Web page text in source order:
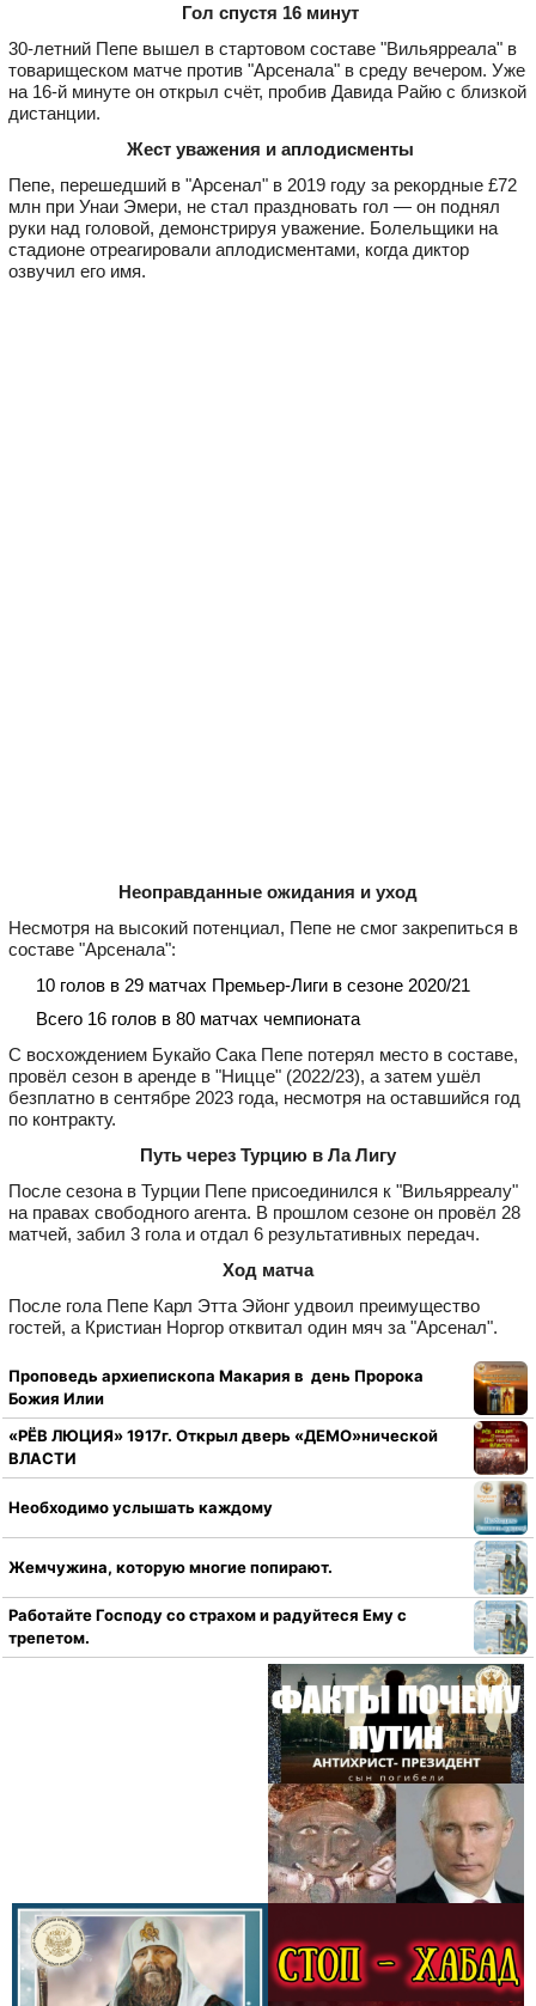
Гол спустя 16 минут
30-летний Пепе вышел в стартовом составе "Вильярреала" в
товарищеском матче против "Арсенала" в среду вечером. Уже
на 16-й минуте он открыл счёт, пробив Давида Райю с близкой
дистанции.
Жест уважения и аплодисменты
Пепе, перешедший в "Арсенал" в 2019 году за рекордные £72
млн при Унаи Эмери, не стал праздновать гол — он поднял
руки над головой, демонстрируя уважение. Болельщики на
стадионе отреагировали аплодисментами, когда диктор
озвучил его имя.
Неоправданные ожидания и уход
Несмотря на высокий потенциал, Пепе не смог закрепиться в
составе "Арсенала":
10 голов в 29 матчах Премьер-Лиги в сезоне 2020/21
Всего 16 голов в 80 матчах чемпионата
С восхождением Букайо Сака Пепе потерял место в составе,
провёл сезон в аренде в "Ницце" (2022/23), а затем ушёл
безплатно в сентябре 2023 года, несмотря на оставшийся год
по контракту.
Путь через Турцию в Ла Лигу
После сезона в Турции Пепе присоединился к "Вильярреалу"
на правах свободного агента. В прошлом сезоне он провёл 28
матчей, забил 3 гола и отдал 6 результативных передач.
Ход матча
После гола Пепе Карл Этта Эйонг удвоил преимущество
гостей, а Кристиан Норгор отквитал один мяч за "Арсенал".
Проповедь архиепископа Макария в день Пророка
Божия Илии
«РЁВ ЛЮЦИЯ» 1917г. Открыл дверь «ДЕМО»нической
ВЛАСТИ
Необходимо услышать каждому
Жемчужина, которую многие попирают.
Работайте Господу со страхом и радуйтеся Ему с
трепетом.